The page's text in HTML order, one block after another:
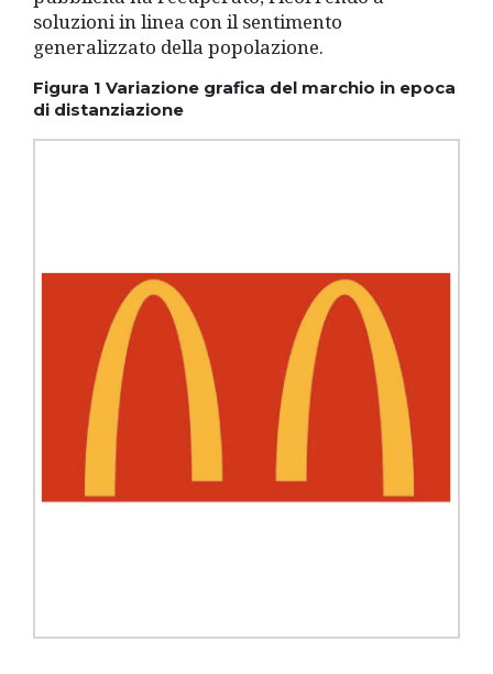
soluzioni in linea con il sentimento
generalizzato della popolazione.
Figura 1 Variazione grafica del marchio in epoca
di distanziazione